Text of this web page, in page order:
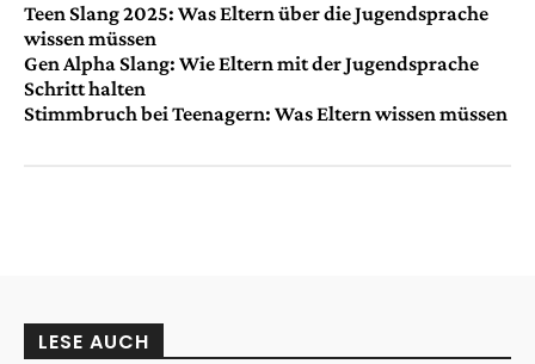
Teen Slang 2025: Was Eltern über die Jugendsprache
wissen müssen
Gen Alpha Slang: Wie Eltern mit der Jugendsprache
Schritt halten
Stimmbruch bei Teenagern: Was Eltern wissen müssen
LESE AUCH